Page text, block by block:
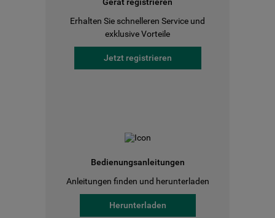
Erhalten Sie schnelleren Service und
exklusive Vorteile
Jetzt registrieren
Bedienungsanleitungen
Anleitungen finden und herunterladen
Herunterladen